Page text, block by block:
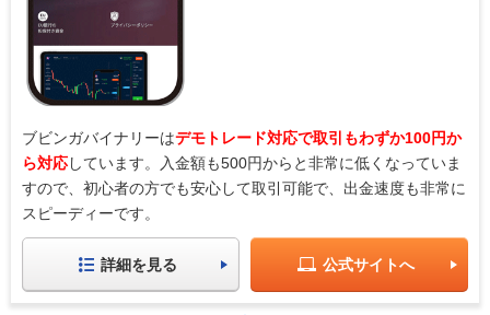
ブビンガバイナリーはデモトレード対応で取引もわずか100円か
ら対応しています。入金額も500円からと非常に低くなっていま
すので、初心者の方でも安心して取引可能で、出金速度も非常に
スピーディーです。
詳細を見る 公式サイトへ